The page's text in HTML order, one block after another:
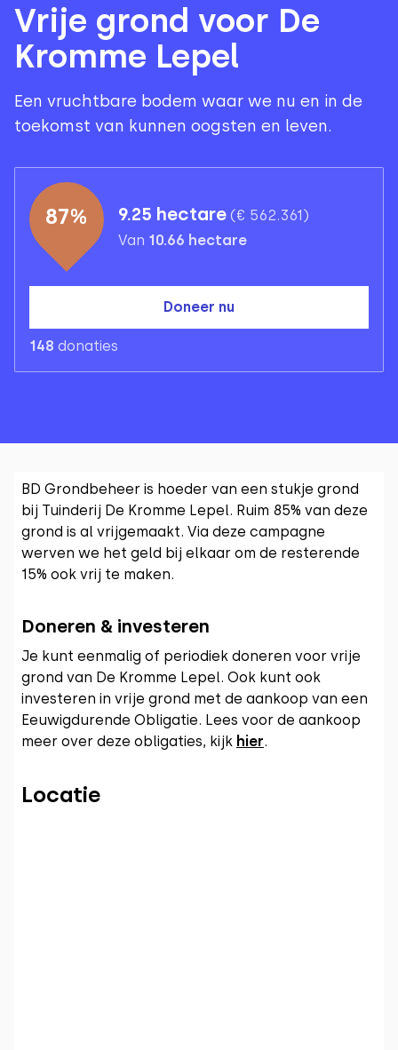
Vrije grond voor De
Kromme Lepel
Een vruchtbare bodem waar we nu en in de
toekomst van kunnen oogsten en leven.
87% 9.25 hectare (€ 562.361 )
Van 10.66 hectare
Doneer nu
148 donaties
BD Grondbeheer is hoeder van een stukje grond
bij Tuinderij De Kromme Lepel. Ruim 85% van deze
grond is al vrijgemaakt. Via deze campagne
werven we het geld bij elkaar om de resterende
15% ook vrij te maken.
Doneren & investeren
Je kunt eenmalig of periodiek doneren voor vrije
grond van De Kromme Lepel. Ook kunt ook
investeren in vrije grond met de aankoop van een
Eeuwigdurende Obligatie. Lees voor de aankoop
meer over deze obligaties, kijk hier.
Locatie